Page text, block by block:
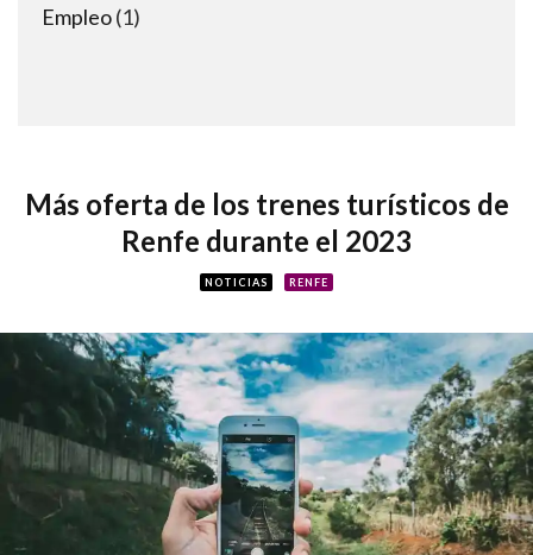
Empleo 11
Más oferta de los trenes turísticos de
Renfe durante el 2023
NOTICIAS RENFE